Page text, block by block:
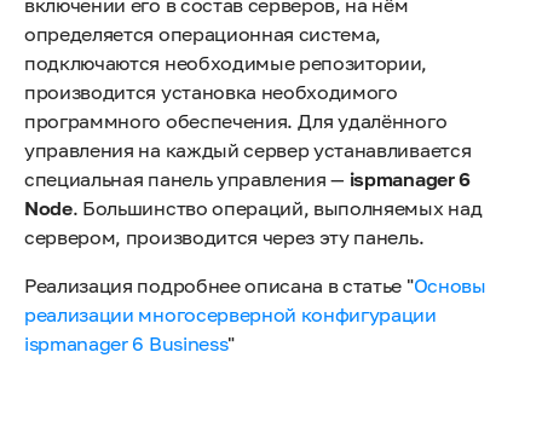
включении его в состав серверов, на нём
определяется операционная система,
подключаются необходимые репозитории,
производится установка необходимого
программного обеспечения. Для удалённого
управления на каждый сервер устанавливается
специальная панель управления — ispmanager 6
Node. Большинство операций, выполняемых над
сервером, производится через эту панель.
Реализация подробнее описана в статье "Основы
реализации многосерверной конфигурации
ispmanager 6 Business"